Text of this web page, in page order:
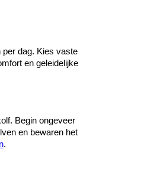
per dag. Kies vaste
en geleidelijke
Begin ongeveer
en bewaren het
.